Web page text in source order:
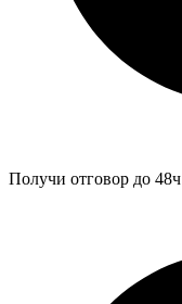
Получи отговор до 48ч